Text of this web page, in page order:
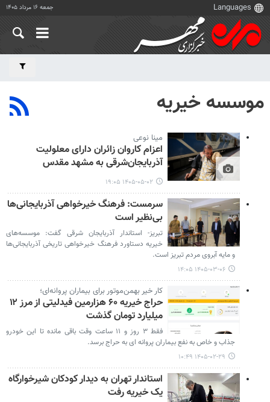
جمعه ۱۶ مرداد ۱۴۰۵
موسسه خیریه
مینا نوعی
اعزام کاروان زائران دارای معلولیت
آذربایجان‌شرقی به مشهد مقدس
۱۴۰۵-۰۵-۰۲ ۱۹:۰۵
سرمست: فرهنگ خیرخواهی آذربایجانی‌ها
بی‌نظیر است
تبریز- استاندار آذربایجان شرقی گفت: موسسه‌های
خیریه دستاورد فرهنگ خیرخواهی تاریخی آذربایجانی‌ها
و مایه آبروی مردم تبریز است.
۱۴۰۵-۰۳-۰۶ ۱۴:۰۵
کار خیر بهمن‌موتور برای بیماران پروانه‌ای؛
حراج خیریه ۶۰ هزارمین فیدلیتی از مرز ۱۲
میلیارد تومان گذشت
فقط ۳ روز و ۱۱ ساعت وقت باقی مانده تا این خودرو
جذاب و خاص به نفع بیماران پروانه ای به حراج برسد.
۱۴۰۵-۰۲-۲۹ ۱۰:۴۹
استاندار تهران به دیدار کودکان شیرخوارگاه
یک خیریه رفت